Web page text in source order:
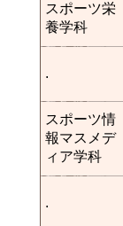
スポーツ栄
養学科
.
スポーツ情
報マスメデ
ィア学科
.